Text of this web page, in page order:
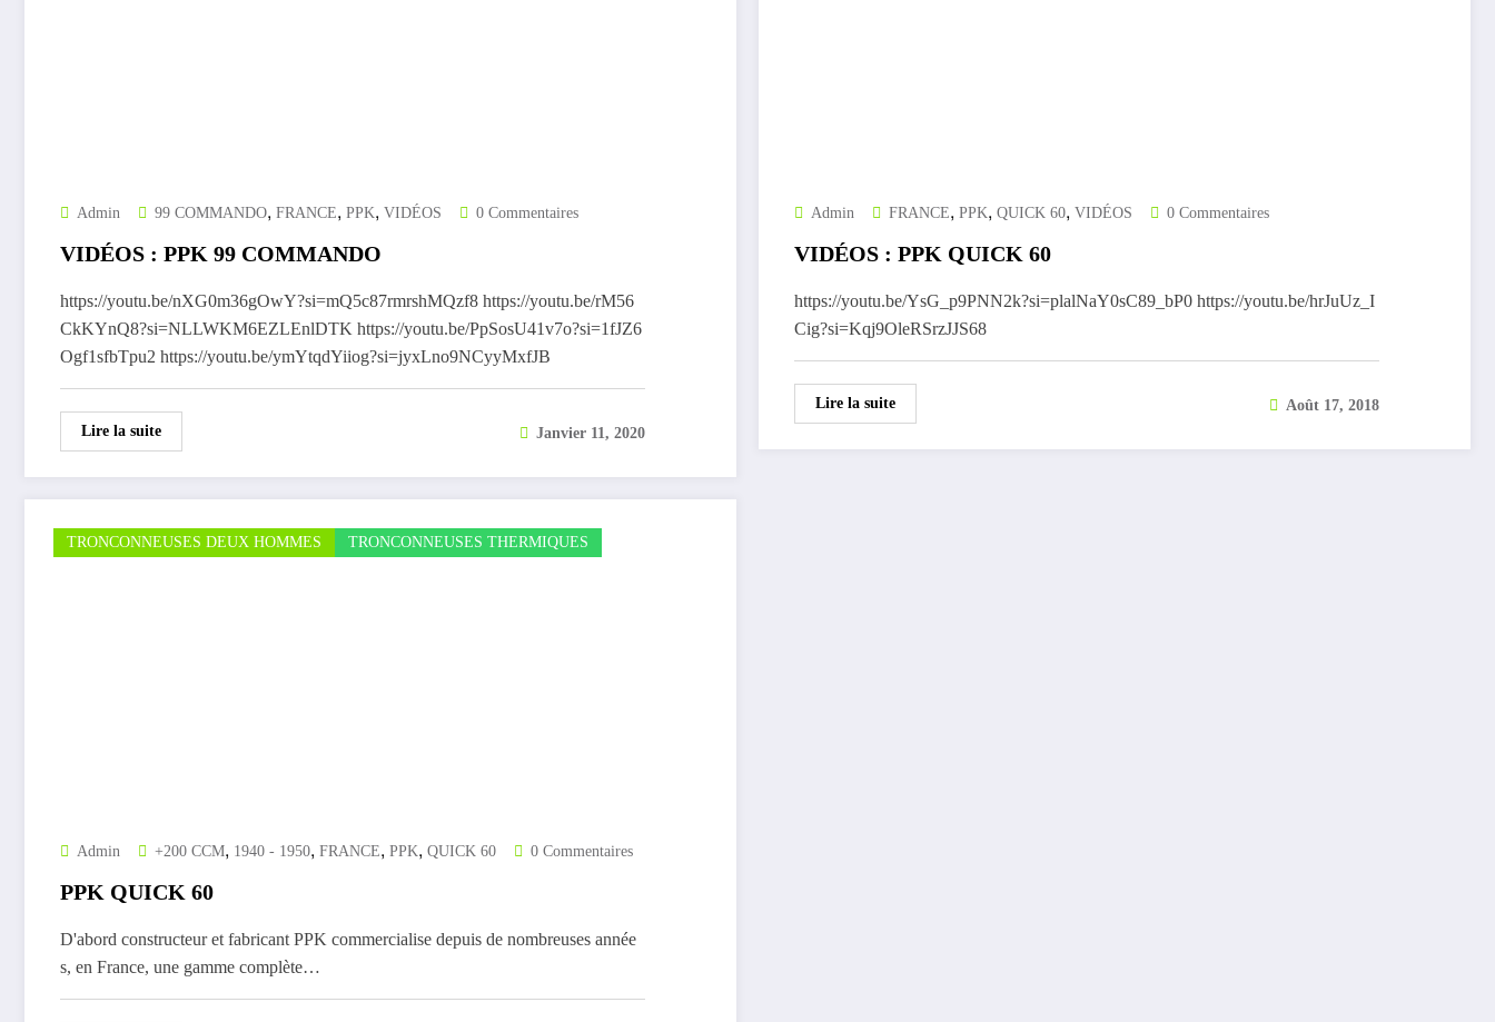
Admin 99 COMMANDO, FRANCE, PPK, VIDÉOS 0 Commentaires
VIDÉOS : PPK 99 COMMANDO
https://youtu.be/nXG0m36gOwY?si=mQ5c87rmrshMQzf8 https://youtu.be/rM56
CkKYnQ8?si=NLLWKM6EZLEnlDTK https://youtu.be/PpSosU41v7o?si=1fJZ6
Ogf1sfbTpu2 https://youtu.be/ymYtqdYiiog?si=jyxLno9NCyyMxfJB
Lire la suite Janvier 11, 2020
Admin FRANCE, PPK, QUICK 60, VIDÉOS 0 Commentaires
VIDÉOS : PPK QUICK 60
https://youtu.be/YsG_p9PNN2k?si=plalNaY0sC89_bP0 https://youtu.be/hrJuUz_I
Cig?si=Kqj9OleRSrzJJS68
Lire la suite Août 17, 2018
TRONCONNEUSES DEUX HOMMES TRONCONNEUSES THERMIQUES
Admin +200 CCM, 1940 - 1950, FRANCE, PPK, QUICK 60 0 Commentaires
PPK QUICK 60
D'abord constructeur et fabricant PPK commercialise depuis de nombreuses année
s, en France, une gamme complète…